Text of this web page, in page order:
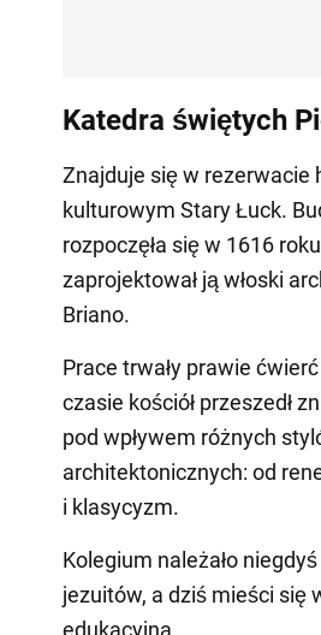
Katedra świętych
Znajduje się w rezerwacie
kulturowym Stary Łuck.
rozpoczęła się w 1616
zaprojektował ją włoski
Briano.
Prace trwały prawie
czasie kościół przeszedł
pod wpływem różnych
architektonicznych: od
i klasycyzm.
Kolegium należało
jezuitów, a dziś mieści się
edukacyjna.